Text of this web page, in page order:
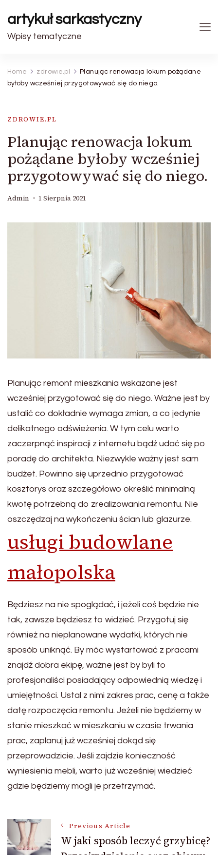
artykuł sarkastyczny
Wpisy tematyczne
Home zdrowie.pl
Planując renowacja lokum pożądane
byłoby wcześniej przygotowywać się do niego.
ZDROWIE.PL
Planując renowacja lokum
pożądane byłoby wcześniej
przygotowywać się do niego.
Admin 1 Sierpnia 2021
Planując remont mieszkania wskazane jest
wcześniej przygotować się do niego. Ważne jest by
ustalić co dokładnie wymaga zmian, a co jedynie
delikatnego odświeżenia. W tym celu warto
zaczerpnąć inspiracji z internetu bądź udać się po
poradę do architekta. Niezwykle ważny jest sam
budżet. Powinno się uprzednio przygotować
kosztorys oraz szczegółowo określić minimalną
kwotę potrzebną do zrealizowania remontu. Nie
oszczędzaj na wykończeniu ścian lub glazurze.
usługi budowlane
małopolska
Będziesz na nie spoglądać, i jeżeli coś będzie nie
tak, zawsze będziesz to widzieć. Przygotuj się
również na nieplanowane wydatki, których nie
sposób uniknąć. By móc wystartować z pracami
znajdź dobra ekipę, ważne jest by byli to
profesjonaliści posiadający odpowiednią wiedzę i
umiejętności. Ustal z nimi zakres prac, cenę a także
datę rozpoczęcia remontu. Jeżeli nie będziemy w
stanie mieszkać w mieszkaniu w czasie trwania
prac, zaplanuj już wcześniej dokąd się
przeprowadzicie. Jeśli zajdzie konieczność
wyniesienia mebli, warto już wcześniej wiedzieć
gdzie będziemy mogli je przetrzymać.
Post
Previous Article
W jaki sposób leczyć grzybicę?